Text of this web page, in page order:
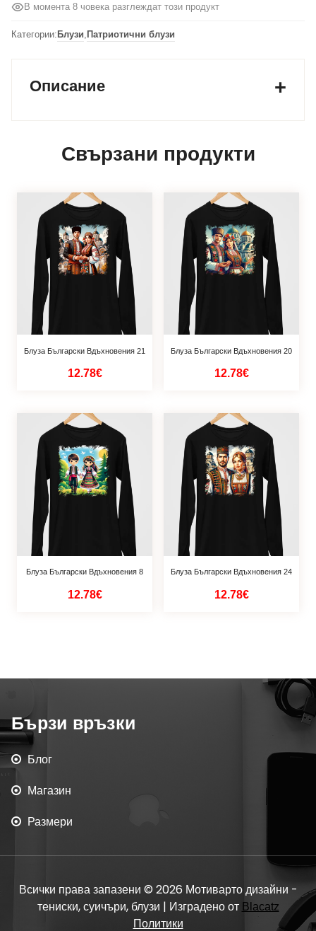
В момента 8 човека разглеждат този продукт
Категории: Блузи Патриотични блузи
Описание
Свързани продукти
Блуза Български Вдъхновения 21
12.78€
Блуза Български Вдъхновения 20
12.78€
Блуза Български Вдъхновения 8
12.78€
Блуза Български Вдъхновения 24
12.78€
Бързи връзки
Блог
Магазин
Размери
Всички права запазени © 2026 Мотиварто дизайни -
тениски, суичъри, блузи | Изградено от Blacatz
Политики